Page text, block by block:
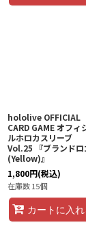
hololive OFFICIAL
CARD GAME オフィ
ルホロカスリーブ
Vol.25 『ブランドロ
(Yellow)』
1,800円(税込)
在庫数 15個
カートに入れ